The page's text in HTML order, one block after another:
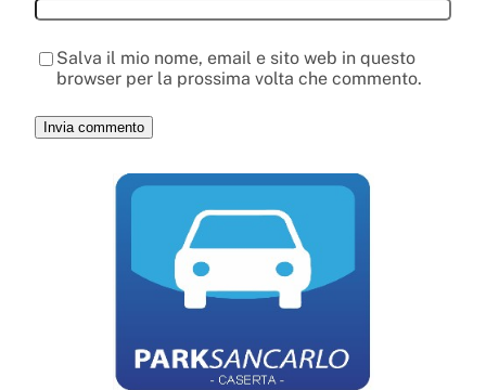
Salva il mio nome, email e sito web in questo
browser per la prossima volta che commento.